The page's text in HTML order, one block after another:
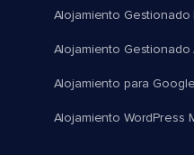
Alojamiento Gestionado
Alojamiento Gestionado
Alojamiento para
Alojamiento WordPress